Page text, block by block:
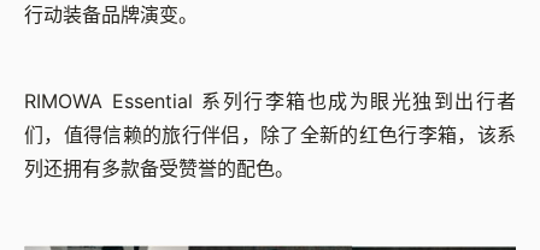
行动装备品牌演变。
RIMOWA Essential 系列行李箱也成为眼光独到出行者
们，值得信赖的旅行伴侣，除了全新的红色行李箱，该系
列还拥有多款备受赞誉的配色。